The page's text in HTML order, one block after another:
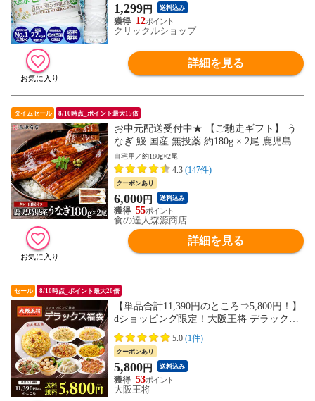
1,299円 送料込み
12
クリックルショップ
詳細を見る
タイムセール 8/10時点_ポイント最大15倍
お中元配送受付中★ 【ご馳走ギフト】 う
なぎ 鰻 国産 無投薬 約180g × 2尾 鹿児島県
産 ウナギ 蒲焼き 土用丑 山田水産 お取り
寄せグルメ 食品 土用丑【最安値に挑戦！
通常6280円→6000円セール】
自宅用／約180g×2尾
4.3 (147件)
クーポンあり
6,000円 送料込み
55
食の達人森源商店
詳細を見る
セール 8/10時点_ポイント最大20倍
【単品合計11,390円のところ⇒5,800円！】
dショッピング限定！大阪王将 デラックス
福袋 ＜北海道・沖縄は別途追加送料＞ 餃
子 チャーハン お取り寄せ 冷凍食品 冷凍餃
子 ギフト 中華 惣菜
5.0 (1件)
クーポンあり
5,800円 送料込み
53
大阪王将